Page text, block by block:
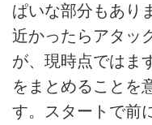
ぱいな部分もあり
近かったらアタッ
が、現時点ではま
をまとめることを
す。スタートで前